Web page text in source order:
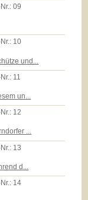
Nr.:09
10
und...
11
un...
12
...
13
d...
14